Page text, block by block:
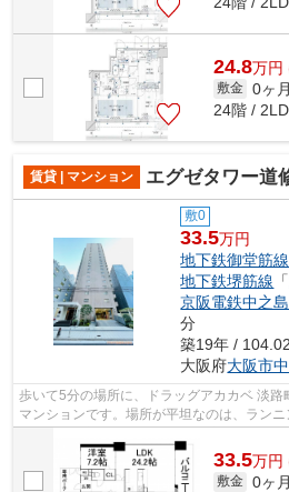
24.8万円
敷金 0ヶ月
24階 /
賃貸 | マンション エグゼタワー道
敷0
33.5万円
地下鉄御堂筋線
地下鉄堺筋線 「
京阪電鉄中之
分
築19年 /
大阪府大阪市
歩いて5分の場所に、ドラッグアカカベ 淡
マンションです。場所が平坦なのは、ラン
33.5万円
敷金 0ヶ月